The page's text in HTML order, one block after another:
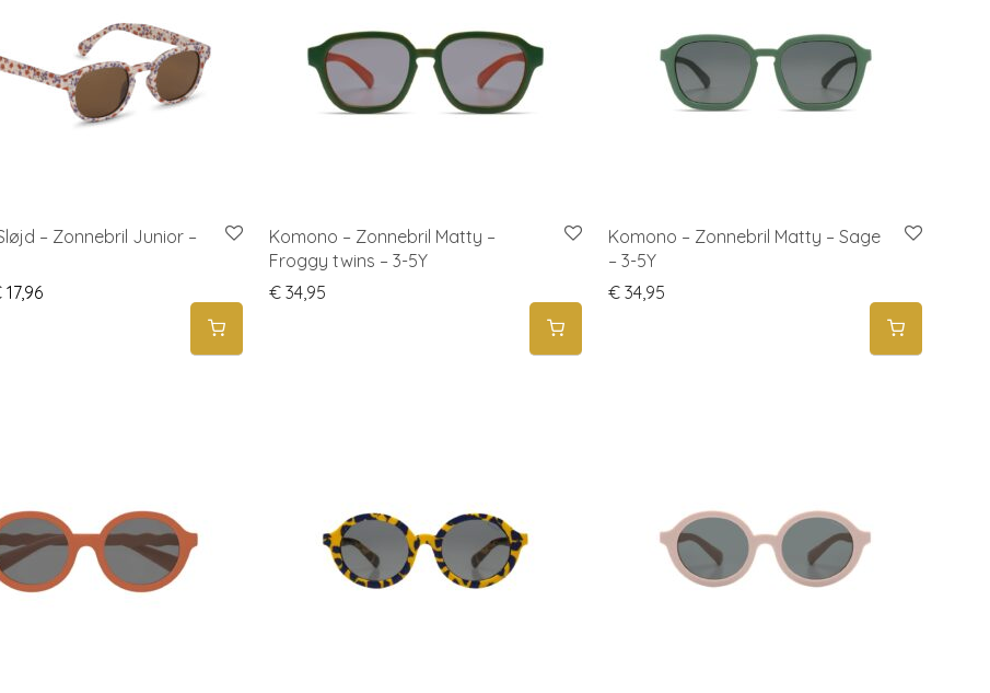
– Zonnebril Junior –
price was: € 19,95.
17,96Current price is: € 17,96.
Komono – Zonnebril Matty –
Froggy twins – 3-5Y
€34,95
Komono – Zonnebril Matty – Sage
– 3-5Y
€ 34,95